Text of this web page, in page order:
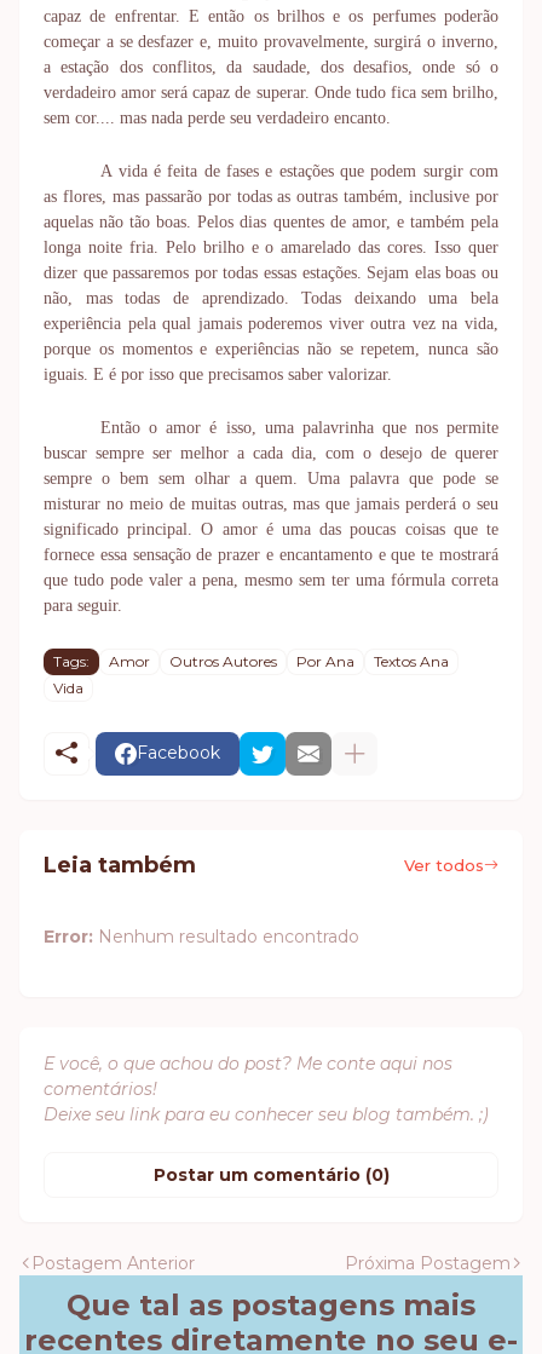
capaz de enfrentar. E então os brilhos e os perfumes poderão
começar a se desfazer e, muito provavelmente, surgirá o inverno,
a estação dos conflitos, da saudade, dos desafios, onde só o
verdadeiro amor será capaz de superar. Onde tudo fica sem brilho,
sem cor.... mas nada perde seu verdadeiro encanto.
A vida é feita de fases e estações que podem surgir com
as flores, mas passarão por todas as outras também, inclusive por
aquelas não tão boas. Pelos dias quentes de amor, e também pela
longa noite fria. Pelo brilho e o amarelado das cores. Isso quer
dizer que passaremos por todas essas estações. Sejam elas boas ou
não, mas todas de aprendizado. Todas deixando uma bela
experiência pela qual jamais poderemos viver outra vez na vida,
porque os momentos e experiências não se repetem, nunca são
iguais. E é por isso que precisamos saber valorizar.
Então o amor é isso, uma palavrinha que nos permite
buscar sempre ser melhor a cada dia, com o desejo de querer
sempre o bem sem olhar a quem. Uma palavra que pode se
misturar no meio de muitas outras, mas que jamais perderá o seu
significado principal. O amor é uma das poucas coisas que te
fornece essa sensação de prazer e encantamento e que te mostrará
que tudo pode valer a pena, mesmo sem ter uma fórmula correta
para seguir.
Tags: Amor Outros Autores Por Ana
Textos Ana
Vida
Facebook
Leia também Ver todos
Error: Nenhum resultado encontrado
E você, o que achou do post? Me conte aqui nos
comentários!
Deixe seu link para eu conhecer seu blog também. ;)
Postar um comentário (0)
Postagem Anterior Próxima Postagem
Que tal as postagens mais
recentes diretamente no seu e-